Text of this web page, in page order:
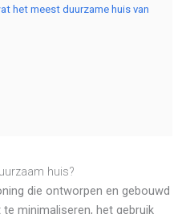
het meest duurzame huis van
huis?
die ontworpen en gebouwd
minimaliseren, het gebruik